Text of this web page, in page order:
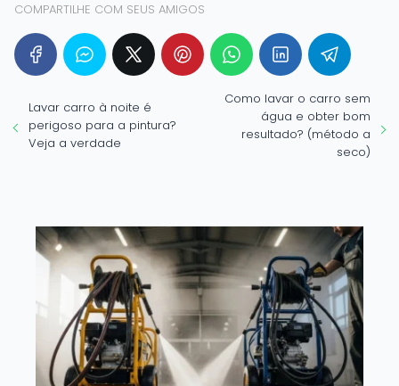
COMPARTILHE COM SEUS AMIGOS
Lavar carro à noite é
perigoso para a pintura?
Veja a verdade
Como lavar o carro sem
água e obter bom
resultado? (método a
seco)